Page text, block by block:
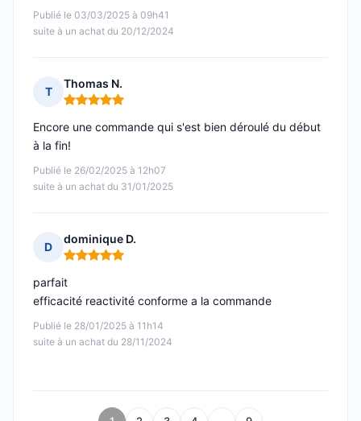
Publié le 03/03/2025 à 09h41
suite à un achat du 20/12/2024
T
Thomas N.
Note : 5 sur 5
Publié le 26/02/2025 à 12h07
suite à un achat du 31/01/2025
Encore une commande qui s'est bien déroulé du début
à la fin!
D
dominique D.
Note : 5 sur 5
Publié le 28/01/2025 à 11h14
suite à un achat du 28/11/2024
parfait
efficacité reactivité conforme a la commande